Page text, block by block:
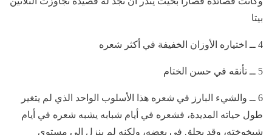
بيتا
4 ــ اختياره الأوزان الخفيفة في أكثر شعره
5 ــ تأنقه في حسن الختام
6 ــ والشيء البارز في شعره هذا الأسلوب الواحد الذي لم يتغير
طول حياته المديدة، فشعره في أيام شبابه يشبه شعره في أيام
شيخوخته، وقد يحلق في بعضه، ولكنه لم ينزل إلى مستوى